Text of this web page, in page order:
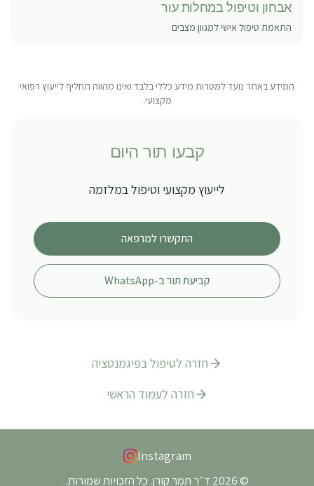
אבחון וטיפול במחלות עור
התאמת טיפול אישי למגוון מצבים
המידע באתר נועד למטרות מידע כללי בלבד ואינו מהווה תחליף לייעוץ רפואי
מקצועי.
קבעו תור היום
לייעוץ מקצועי וטיפול במלזמה
התקשרו למרפאה
קביעת תור ב-WhatsApp
חזרה לטיפול בפיגמנטציה
חזרה לעמוד הראשי
Instagram
©
2026 ד״ר תמר קורן. כל הזכויות שמורות.